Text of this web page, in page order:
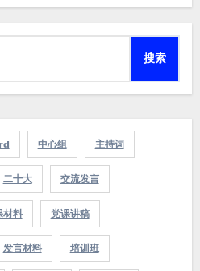
中心组 主持词
二十大 交流发言
材料 党课讲稿
发言材料 培训班